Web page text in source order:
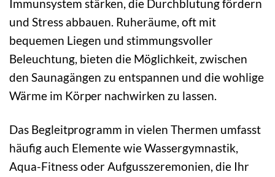
Immunsystem stärken, die Durchblutung fördern
und Stress abbauen. Ruheräume, oft mit
bequemen Liegen und stimmungsvoller
Beleuchtung, bieten die Möglichkeit, zwischen
den Saunagängen zu entspannen und die wohlige
Wärme im Körper nachwirken zu lassen.
Das Begleitprogramm in vielen Thermen umfasst
häufig auch Elemente wie Wassergymnastik,
Aqua-Fitness oder Aufgusszeremonien, die Ihr